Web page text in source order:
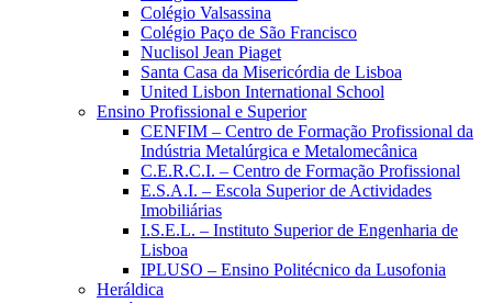
Colégio Valsassina
Colégio Paço de São Francisco
Nuclisol Jean Piaget
Santa Casa da Misericórdia de Lisboa
United Lisbon International School
Ensino Profissional e Superior
CENFIM – Centro de Formação Profissional da
Indústria Metalúrgica e Metalomecânica
C.E.R.C.I. – Centro de Formação Profissional
E.S.A.I. – Escola Superior de Actividades
Imobiliárias
I.S.E.L. – Instituto Superior de Engenharia de
Lisboa
IPLUSO – Ensino Politécnico da Lusofonia
Heráldica